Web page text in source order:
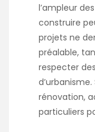
l’ampleur
construire
projets ne
préalable,
respecter
rénovation,
particuliers